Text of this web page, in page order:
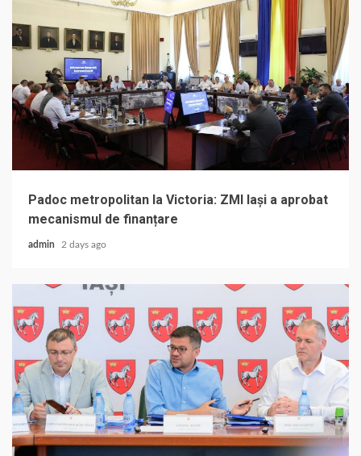
Padoc metropolitan la Victoria: ZMI Iași a aprobat
mecanismul de finanțare
admin 2 days ago